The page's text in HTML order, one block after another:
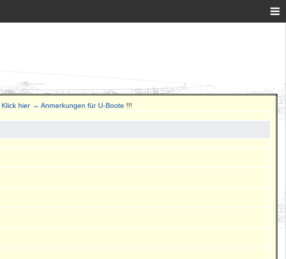
Klick hier → Anmerkungen für U-Boote !!!